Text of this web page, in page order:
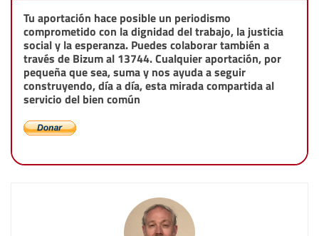
Tu aportación hace posible un periodismo
comprometido con la dignidad del trabajo, la justicia
social y la esperanza. Puedes colaborar también a
través de Bizum al 13744. Cualquier aportación, por
pequeña que sea, suma y nos ayuda a seguir
construyendo, día a día, esta mirada compartida al
servicio del bien común